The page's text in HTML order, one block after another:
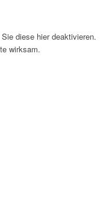
diese hier deaktivieren.
wirksam.